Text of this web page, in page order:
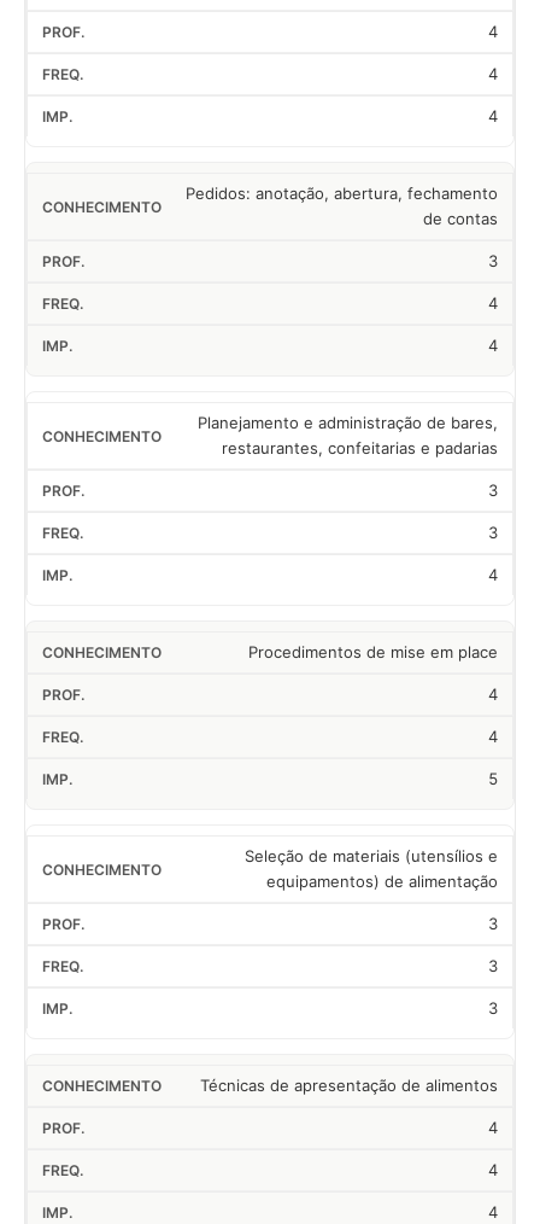
4
4
4
Pedidos: anotação, abertura, fechamento
de contas
3
4
4
Planejamento e administração de bares,
restaurantes, confeitarias e padarias
3
3
4
Procedimentos de mise em place
4
4
5
Seleção de materiais (utensílios e
equipamentos) de alimentação
3
3
3
Técnicas de apresentação de alimentos
4
4
4